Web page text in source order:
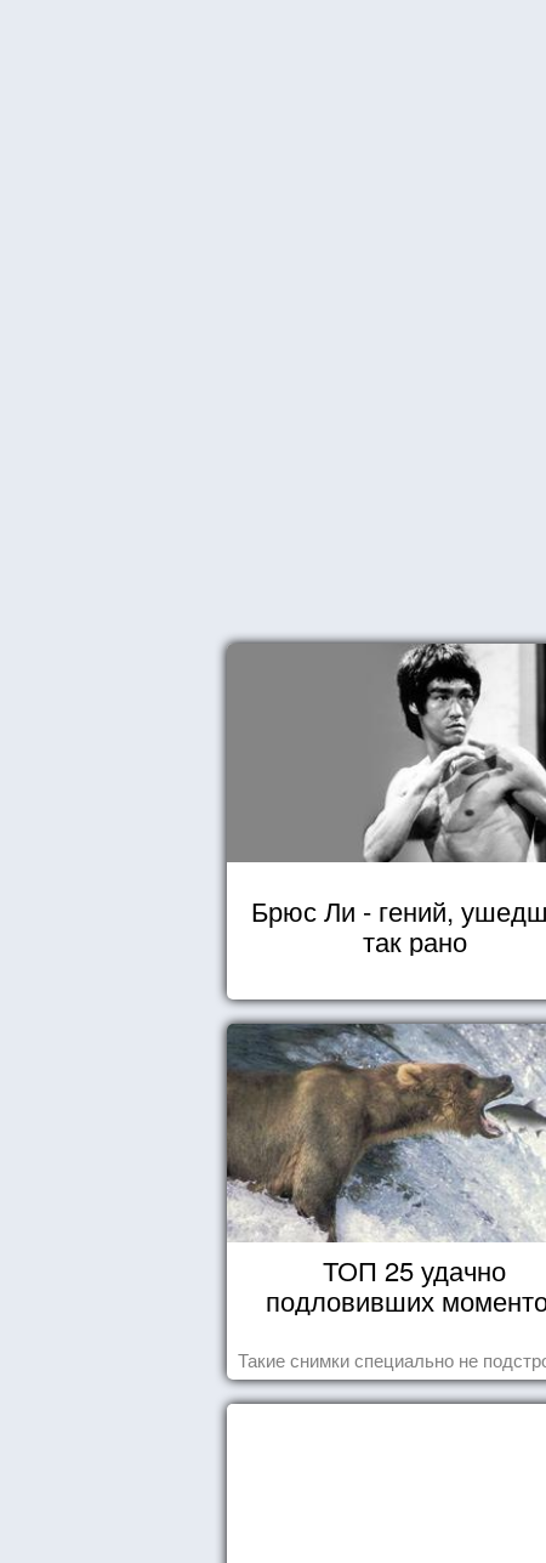
Брюс Ли - гений,
так рано
ТОП 25 удачно
подловивших
Такие снимки специально не